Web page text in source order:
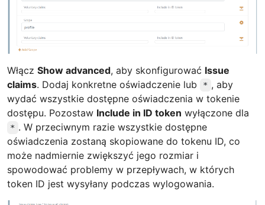
Włącz Show advanced, aby skonfigurować Issue
claims. Dodaj konkretne oświadczenie lub * , aby
wydać wszystkie dostępne oświadczenia w tokenie
dostępu. Pozostaw Include in ID token wyłączone dla
* . W przeciwnym razie wszystkie dostępne
oświadczenia zostaną skopiowane do tokenu ID, co
może nadmiernie zwiększyć jego rozmiar i
spowodować problemy w przepływach, w których
token ID jest wysyłany podczas wylogowania.